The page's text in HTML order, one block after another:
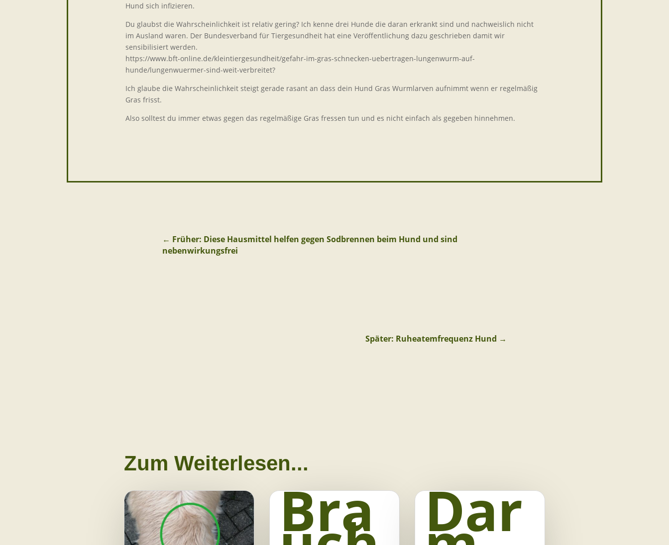
Hund sich infizieren.
Du glaubst die Wahrscheinlichkeit ist relativ gering? Ich kenne drei Hunde die daran erkrankt sind und nachweislich nicht
im Ausland waren. Der Bundesverband für Tiergesundheit hat eine Veröffentlichung dazu geschrieben damit wir
sensibilisiert werden.
https://www.bft-online.de/kleintiergesundheit/gefahr-im-gras-schnecken-uebertragen-lungenwurm-auf-
hunde/lungenwuermer-sind-weit-verbreitet?
Ich glaube die Wahrscheinlichkeit steigt gerade rasant an dass dein Hund Gras Wurmlarven aufnimmt wenn er regelmäßig
Gras frisst.
Also solltest du immer etwas gegen das regelmäßige Gras fressen tun und es nicht einfach als gegeben hinnehmen.
← Früher: Diese Hausmittel helfen gegen Sodbrennen beim Hund und sind
nebenwirkungsfrei
Später: Ruheatemfrequenz Hund →
Zum Weiterlesen...
Bra Dar